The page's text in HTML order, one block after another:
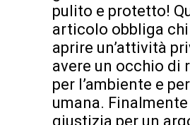
pulito e protetto!
articolo obbliga
aprire un’attività
avere un occhio di
per l’ambiente e
umana. Finalmente
giustizia per un